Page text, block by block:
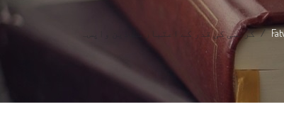
کرنسی کی قدر کے اعتبار سے دَین واپس...